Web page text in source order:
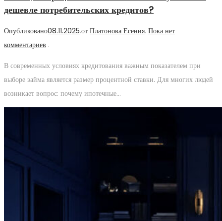
дешевле потребительских кредитов?
Опубликовано08.11.2025.от Платонова Есения. Пока нет
комментариев .
В современных условиях кредитования важным показателем при
выборе займа является размер процентной ставки. Для многих людей
возникает вопрос: почему ипотечные…